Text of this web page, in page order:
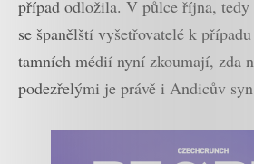
případ odložila. V půlce října, tedy
se španělští vyšetřovatelé k
tamních médií nyní zkoumají, zda
podezřelými je právě i Andicův